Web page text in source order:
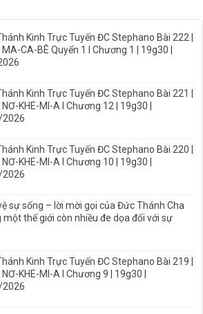
Kinh Trực Tuyến ĐC Stephano Bài 222 |
CA-BÊ Quyển 1 I Chương 1 | 19g30 |
Kinh Trực Tuyến ĐC Stephano Bài 221 |
KHE-MI-A I Chương 12 | 19g30 |
Kinh Trực Tuyến ĐC Stephano Bài 220 |
KHE-MI-A I Chương 10 | 19g30 |
sự sống – lời mời gọi của Đức Thánh Cha
một thế giới còn nhiều đe dọa đối với sự
Kinh Trực Tuyến ĐC Stephano Bài 219 |
KHE-MI-A I Chương 9 | 19g30 |